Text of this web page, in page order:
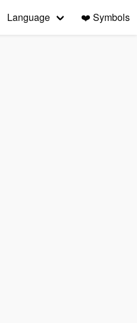
Language ❤️ Symbols